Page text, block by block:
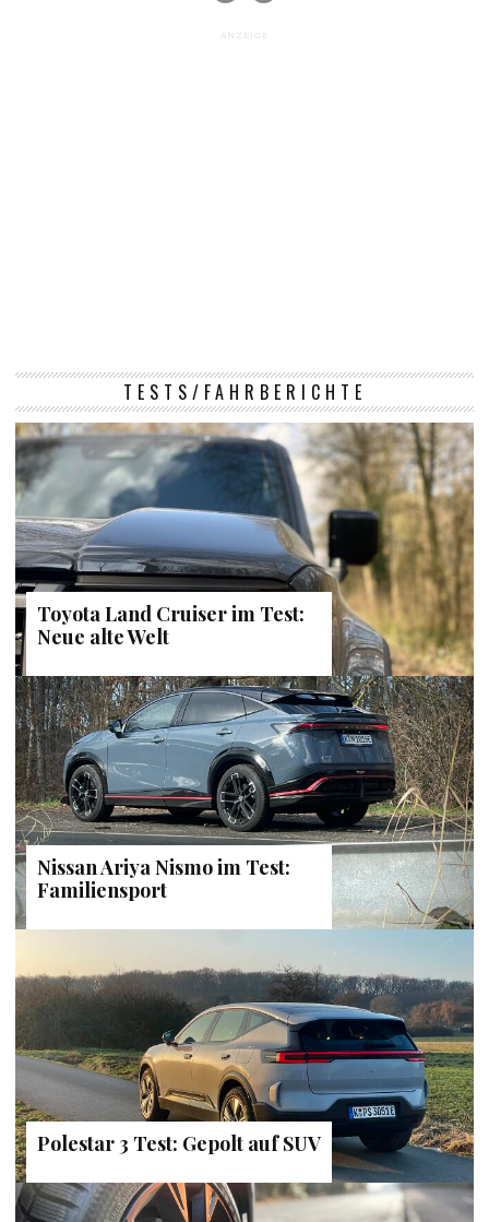
ANZEIGE
TESTS/FAHRBERICHTE
Toyota Land Cruiser im Test:
Neue alte Welt
Nissan Ariya Nismo im Test:
Familiensport
Polestar 3 Test: Gepolt auf SUV